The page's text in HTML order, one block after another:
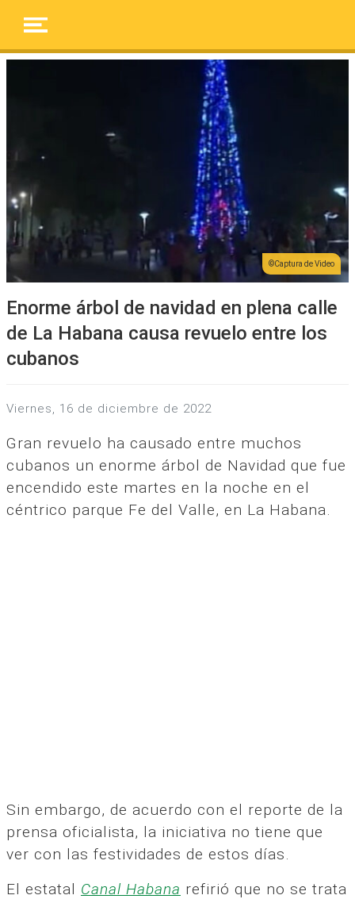
Captura de Video
Enorme árbol de navidad en plena calle
de La Habana causa revuelo entre los
cubanos
viernes, 16 de diciembre de 2022
Gran revuelo ha causado entre muchos
cubanos un enorme árbol de Navidad que fue
encendido este martes en la noche en el
céntrico parque Fe del Valle, en La Habana.
Sin embargo, de acuerdo con el reporte de la
prensa oficialista, la iniciativa no tiene que
ver con las festividades de estos días.
El estatal Canal Habana refirió que no se trata